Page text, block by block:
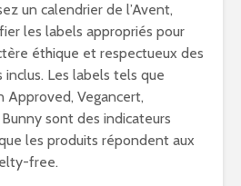
un calendrier de l’Avent,
les labels appropriés pour
éthique et respectueux des
Les labels tels que
Approved, Vegancert,
sont des indicateurs
les produits répondent aux
free.